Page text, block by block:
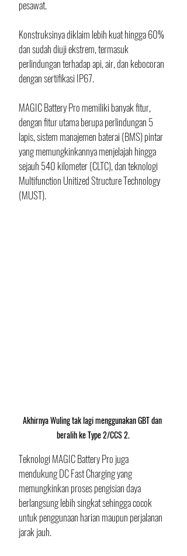
pesawat.
Konstruksinya diklaim lebih kuat hingga 60%
dan sudah diuji ekstrem, termasuk
perlindungan terhadap api, air, dan kebocoran
dengan sertifikasi IP67.
MAGIC Battery Pro memiliki banyak fitur,
dengan fitur utama berupa perlindungan 5
lapis, sistem manajemen baterai (BMS) pintar
yang memungkinkannya menjelajah hingga
sejauh 540 kilometer (CLTC), dan teknologi
Multifunction Unitized Structure Technology
(MUST).
Akhirnya Wuling tak lagi menggunakan GBT dan
beralih ke Type 2/CCS 2.
Teknologi MAGIC Battery Pro juga
mendukung DC Fast Charging yang
memungkinkan proses pengisian daya
berlangsung lebih singkat sehingga cocok
untuk penggunaan harian maupun perjalanan
jarak jauh.